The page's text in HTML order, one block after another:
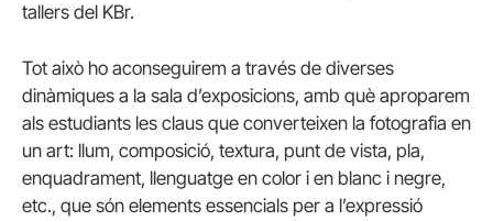
tallers del KBr.
Tot això ho aconseguirem a través de diverses
dinàmiques a la sala d’exposicions, amb què aproparem
als estudiants les claus que converteixen la fotografia en
un art: llum, composició, textura, punt de vista, pla,
enquadrament, llenguatge en color i en blanc i negre,
etc., que són elements essencials per a l’expressió